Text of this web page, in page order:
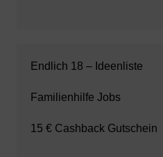
Endlich 18 – Ideenliste
Familienhilfe Jobs
15 € Cashback Gutschein